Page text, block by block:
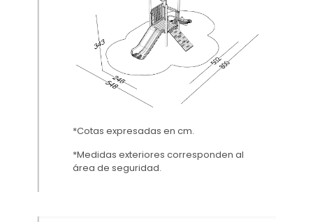
*Cotas expresadas en cm.
*Medidas exteriores corresponden al
área de seguridad.